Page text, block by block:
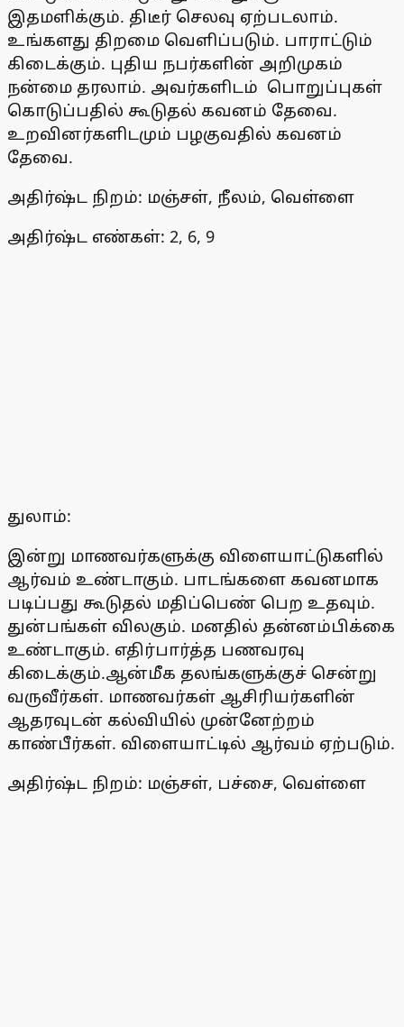
இதமளிக்கும். திடீர் செலவு ஏற்படலாம்.
உங்களது திறமை வெளிப்படும். பாராட்டும்
கிடைக்கும். புதிய நபர்களின் அறிமுகம்
நன்மை தரலாம். அவர்களிடம் பொறுப்புகள்
கொடுப்பதில் கூடுதல் கவனம் தேவை.
உறவினர்களிடமும் பழகுவதில் கவனம்
தேவை.
அதிர்ஷ்ட நிறம்: மஞ்சள், நீலம், வெள்ளை
அதிர்ஷ்ட எண்கள்: 2, 6, 9
துலாம்:
இன்று மாணவர்களுக்கு விளையாட்டுகளில்
ஆர்வம் உண்டாகும். பாடங்களை கவனமாக
படிப்பது கூடுதல் மதிப்பெண் பெற உதவும்.
துன்பங்கள் விலகும். மனதில் தன்னம்பிக்கை
உண்டாகும். எதிர்பார்த்த பணவரவு
கிடைக்கும்.ஆன்மீக தலங்களுக்குச் சென்று
வருவீர்கள். மாணவர்கள் ஆசிரியர்களின்
ஆதரவுடன் கல்வியில் முன்னேற்றம்
காண்பீர்கள். விளையாட்டில் ஆர்வம் ஏற்படும்.
அதிர்ஷ்ட நிறம்: மஞ்சள், பச்சை, வெள்ளை